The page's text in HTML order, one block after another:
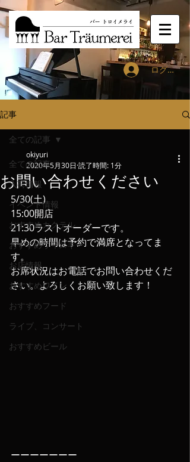
ログイン
記事
全ての記事
入荷情報
イベント情報
おすすめカクテル
おすすめウィスキー
お店情報
おすすめワイン
おすすめフード
ライブ、コンサート
おすすめビール
全ての記事
お問い合わせください
okiyuri
2020年5月30日 読了時間: 1分
5/30(土)
15:00開店
21:30ラストオーダーです。
早めの時間は予約で満席となってま
す。
お席状況はお電話でお問い合わせくだ
さい。よろしくお願い致します！
ーーーーーーー